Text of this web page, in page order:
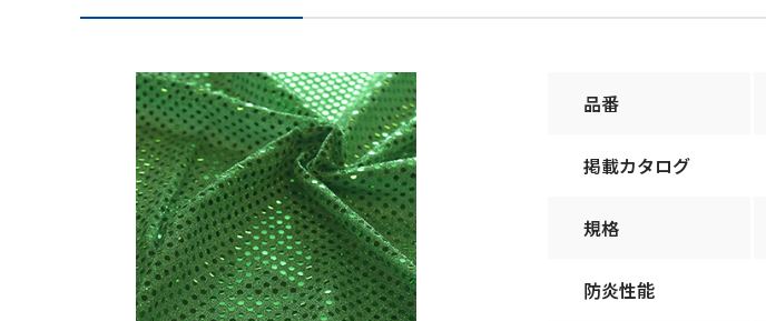
品番
掲載カタログ
規格
防炎性能